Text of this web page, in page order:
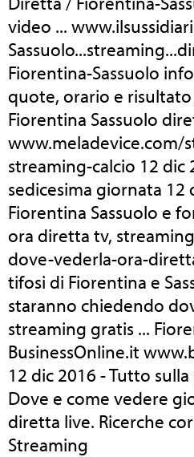
video ...
Fiorentina-Sassuolo
quote, orario e risultato
Fiorentina Sassuolo
www.meladevice.com/
streaming-calcio 12 dic
sedicesima giornata
Fiorentina Sassuolo e
ora diretta tv,
dove-vederla-ora-
tifosi di Fiorentina e
staranno chiedendo
streaming gratis ...
BusinessOnline.it
12 dic 2016 - Tutto
Dove e come vedere
diretta live. Ricerche
Streaming